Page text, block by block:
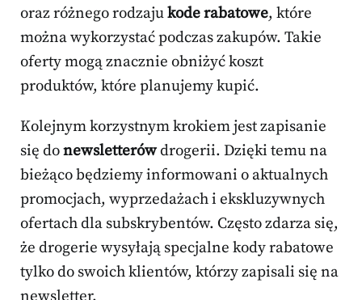
oraz różnego rodzajukode rabatowe, które
można wykorzystać podczas zakupów. Takie
oferty mogą znacznie obniżyć koszt
produktów, które planujemy kupić.
Kolejnym korzystnym krokiem jest zapisanie
się donewsletterówdrogerii. Dzięki temu na
bieżąco będziemy informowani o aktualnych
promocjach, wyprzedażach i ekskluzywnych
ofertach dla subskrybentów. Często zdarza się,
że drogerie wysyłają specjalne kody rabatowe
tylko do swoich klientów, którzy zapisali się na
newsletter.